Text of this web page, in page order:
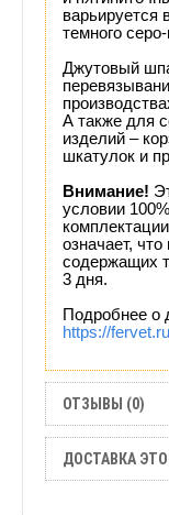
варьируется
темного
Джутовый
А также для
изделий –
шкатулок и
Внимание!
условии
означает,
содержащих
3 дня.
Подробнее о
https://
ОТЗЫВЫ (0)
ДОСТАВКА